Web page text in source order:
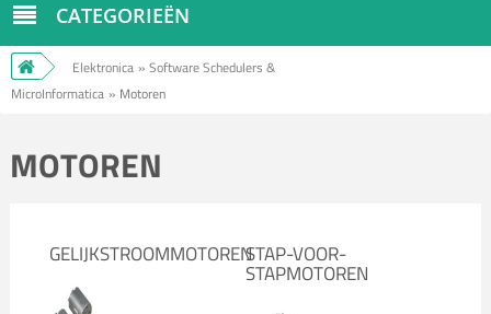
CATEGORIEËN
Elektronica » Software Schedulers &
MicroInformatica » Motoren
MOTOREN
GELIJKSTROOMMOTORENSTAP-VOOR-
STAPMOTOREN